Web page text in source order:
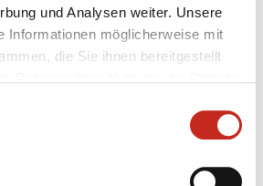
und Analysen weiter. Unsere
Informationen möglicherweise mit
die Sie ihnen bereitgestellt